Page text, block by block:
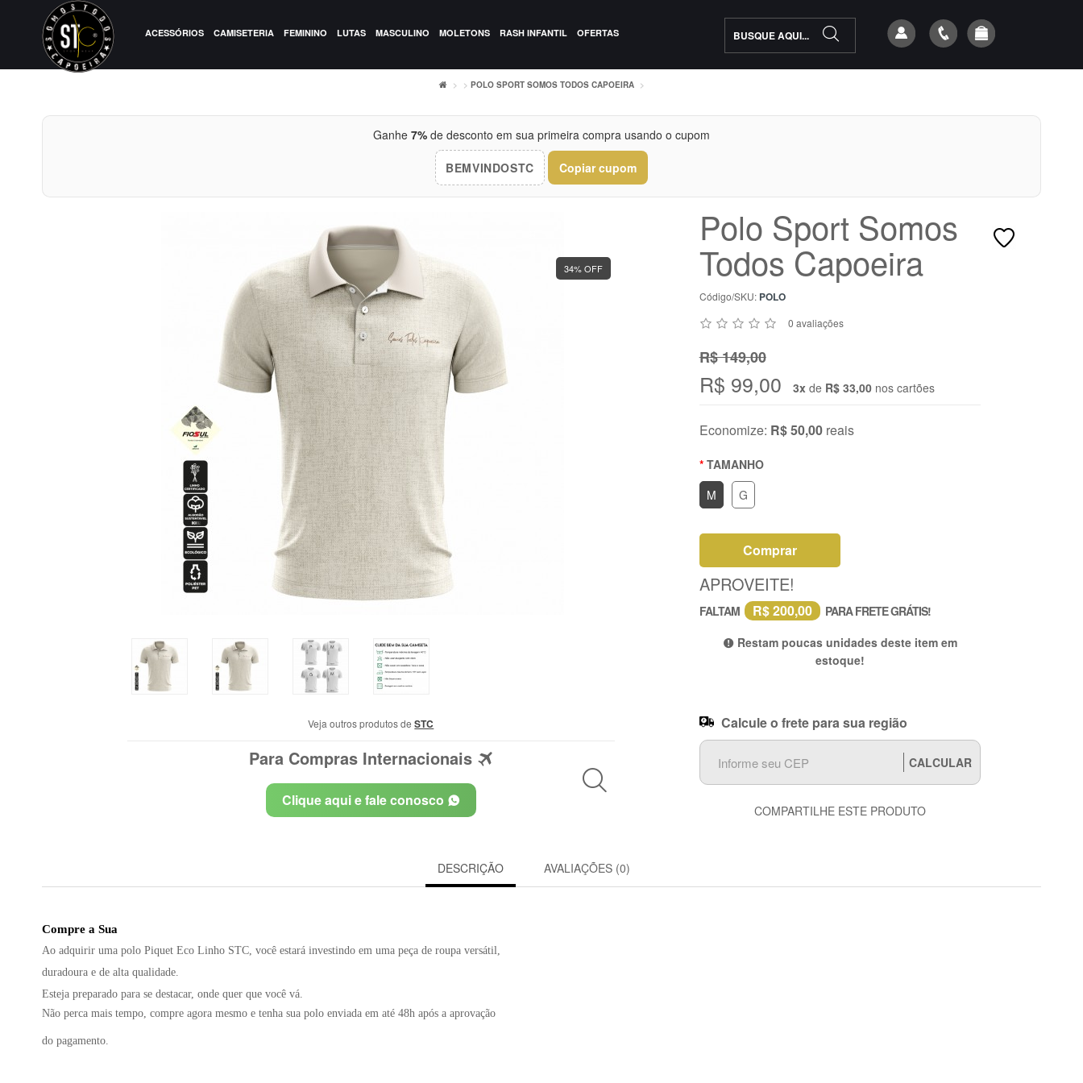
ACESSÓRIOS CAMISETERIA FEMININO LUTAS MASCULINO MOLETONS RASH INFANTIL OFERTAS
POLO SPORT SOMOS TODOS CAPOEIRA
Ganhe 7% de desconto em sua primeira compra usando o cupom
BEMVINDOSTC Copiar cupom
34% OFF
Veja outros produtos deSTC
Para Compras Internacionais
Clique aqui e fale conosco
Polo Sport Somos
Todos Capoeira
Código/SKU: POLO
0 avaliações
R$ 149,00
R$ 99,00 3xde R$ 33,00nos cartões
Economize: R$ 50,00reais
TAMANHO
M
G
Comprar
APROVEITE!
FALTAM R$ 200,00
PARA FRETE GRÁTIS!
Restam poucas unidades deste item em
estoque!
Calcule o frete para sua região
CALCULAR
COMPARTILHE ESTE PRODUTO
DESCRIÇÃO AVALIAÇÕES (0)
Compre a Sua
Ao adquirir uma polo Piquet Eco Linho STC, você estará investindo em uma peça de roupa versátil,
duradoura e de alta qualidade.
Esteja preparado para se destacar, onde quer que você vá.
Não perca mais tempo, compre agora mesmo e tenha sua polo enviada em até 48h após a aprovação
do pagamento.